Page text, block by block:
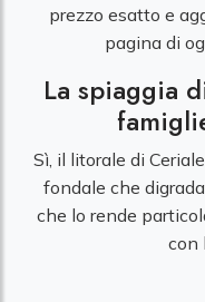
prezzo esatto e
pagina di
La spiaggia
Sì, il litorale di
fondale che
che lo rende
con